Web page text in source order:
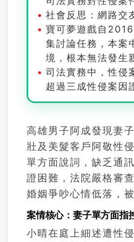
社會反思：網路交
寶可夢遊戲自
集討論任務，本案
境，根本無法發生
司法實務中，性侵
超過三成性侵案因
高雄男子阿成發現妻
壯及美髮客戶阿敬性
單方面說詞，缺乏通
證困難，法院嚴格審
婚姻爭吵心情低落，
案情核心：妻子單方面指
小晴在庭上細述遭性